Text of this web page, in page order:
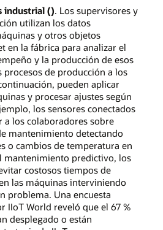
industrial (). Los supervisores y
utilizan los datos
y otros objetos
en la fábrica para analizar el
y la producción de esos
procesos de producción a los
pueden aplicar
y procesar ajustes según
los sensores conectados
a los colaboradores sobre
mantenimiento detectando
o cambios de temperatura en
mantenimiento predictivo, los
costosos tiempos de
las máquinas interviniendo
problema. Una encuesta
IIoT World reveló que el 67 %
desplegado o están